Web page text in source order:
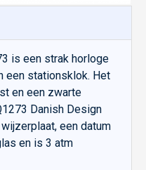
is een strak horloge
een stationsklok. Het
en een zwarte
Danish Design
een datum
en is 3 atm